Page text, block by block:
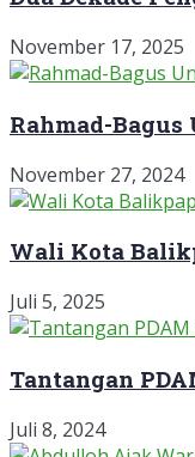
November 17, 2025
Rahmad-
November 27, 2024
Wali Kota
Juli 5, 2025
Tantangan
Juli 8, 2024